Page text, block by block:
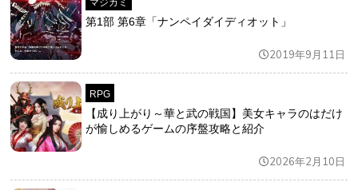
マジカミ
第1部 第6章「ナンペイダイディオット」
2019年9月11日
RPG
【成り上がり～華と武の戦国】美女キャラのはだけ
が愉しめるゲームの序盤攻略と紹介
2026年2月10日